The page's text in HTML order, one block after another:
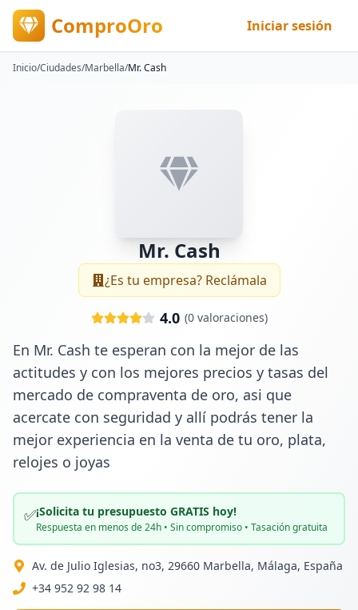
ComproOro Iniciar sesión
Inicio/Ciudades/Marbella/Mr. Cash
Mr. Cash
¿Es tu empresa? Reclámala
4.0 (0valoraciones)
En Mr. Cash te esperan con la mejor de las
actitudes y con los mejores precios y tasas del
mercado de compraventa de oro, asi que
acercate con seguridad y allí podrás tener la
mejor experiencia en la venta de tu oro, plata,
relojes o joyas
✅¡Solicita tu presupuesto GRATIS hoy!
Respuesta en menos de 24h • Sin compromiso • Tasación gratuita
Av. de Julio Iglesias, no3, 29660 Marbella, Málaga, España
+34 952 92 98 14